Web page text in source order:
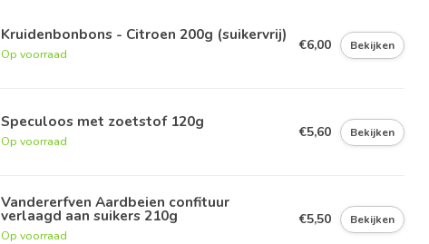
Kruidenbonbons - Citroen 200g (suikervrij)
Op voorraad
€6,00 Bekijken
Speculoos met zoetstof 120g
Op voorraad
€5,60 Bekijken
Vandererfven Aardbeien confituur
verlaagd aan suikers 210g
Op voorraad
€5,50 Bekijken